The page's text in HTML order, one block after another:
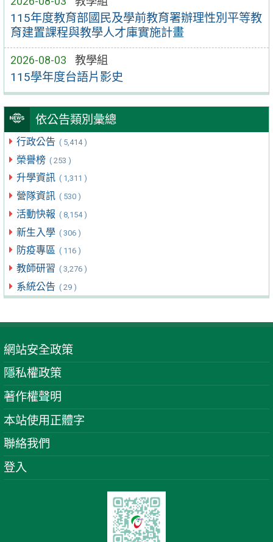
115年度教育部國民及學前教育署辦理性別平等教
育建置課程與教學人才庫實施計畫
2026-08-03 教學組
115學年度台語片影史
依公告類別彙總
行政公告 ( 5,414 )
榮譽榜 ( 253 )
升學資訊 ( 1,311 )
營隊資訊 ( 530 )
活動快報 ( 8,154 )
新生入學 ( 306 )
防疫專區 ( 116 )
教師研習 ( 3,276 )
系統公告 ( 29 )
網站安全政策
隱私權政策
著作權聲明
本站使用正體字
聯絡我們
登入